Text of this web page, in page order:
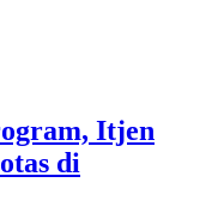
Itjen
di